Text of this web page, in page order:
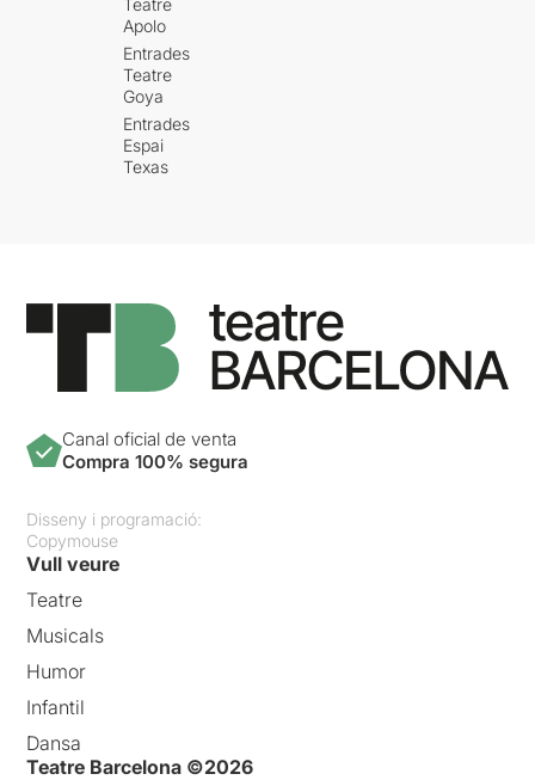
Apolo
Entrades
Teatre
Goya
Entrades
Espai
Texas
Canal oficial de venta
Compra 100% segura
Disseny i programació:
Copymouse
Vull veure
Teatre
Musicals
Humor
Infantil
Dansa
Teatre Barcelona ©2026